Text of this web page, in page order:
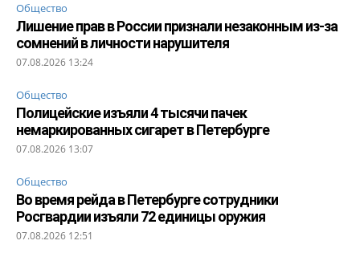
Общество
Лишение прав в России признали незаконным из-за
сомнений в личности нарушителя
07.08.2026 13:24
Общество
Полицейские изъяли 4 тысячи пачек
немаркированных сигарет в Петербурге
07.08.2026 13:07
Общество
Во время рейда в Петербурге сотрудники
Росгвардии изъяли 72 единицы оружия
07.08.2026 12:51